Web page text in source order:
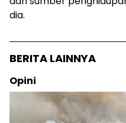
dia.
BERITA LAINNYA
Opini